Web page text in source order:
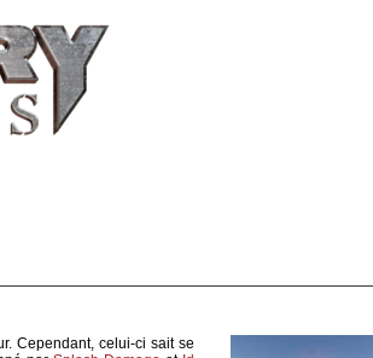
Cependant, celui-ci sait se